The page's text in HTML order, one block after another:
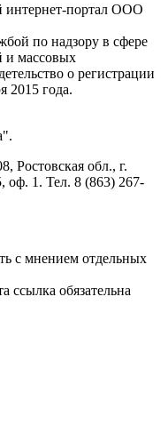
интернет-портал ООО
по надзору в сфере
и массовых
о регистрации
года.
Ростовская обл., г.
оф. 1. Тел. 8 (863) 267-
с мнением отдельных
ссылка обязательна